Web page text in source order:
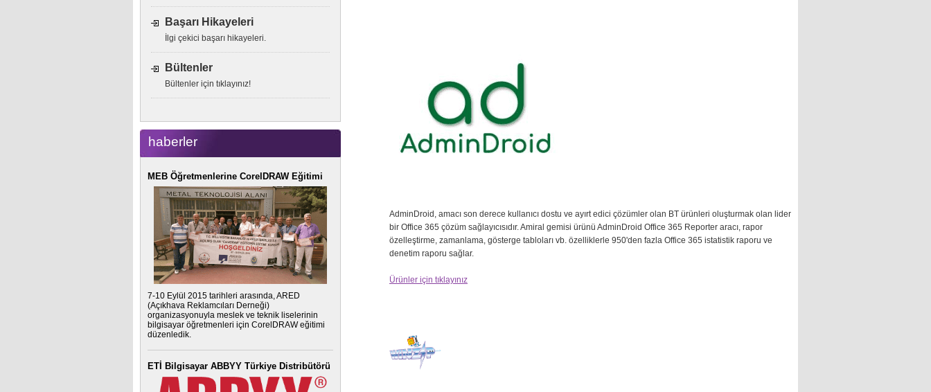
AdminDroid, amacı son derece kullanıcı dostu ve ayırt edici çözümler olan BT ürünleri oluşturmak olan lider
bir Office 365 çözüm sağlayıcısıdır. Amiral gemisi ürünü AdminDroid Office 365 Reporter aracı, rapor
özelleştirme, zamanlama, gösterge tabloları vb. özelliklerle 950'den fazla Office 365 istatistik raporu ve
denetim raporu sağlar.
Ürünler için tıklayınız
Başarı Hikayeleri
İlgi çekici başarı hikayeleri.
Bültenler
Bültenler için tıklayınız!
haberler
MEB Öğretmenlerine CorelDRAW Eğitimi
7-10 Eylül 2015 tarihleri arasında, ARED
(Açıkhava Reklamcıları Derneği)
organizasyonuyla meslek ve teknik liselerinin
bilgisayar öğretmenleri için CorelDRAW eğitimi
düzenledik.
ETİ Bilgisayar ABBYY Türkiye Distribütörü